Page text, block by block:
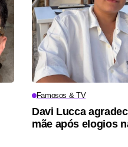
Famosos & TV
Davi Lucca
mãe após elogios